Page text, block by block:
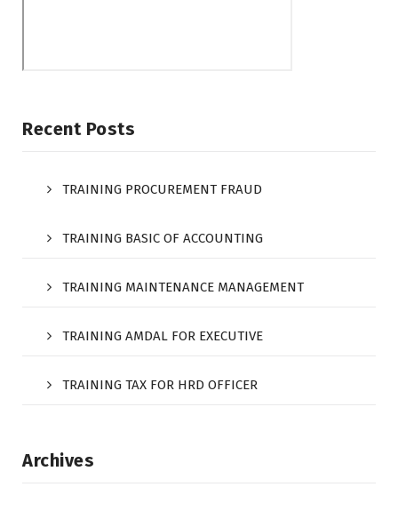
Recent Posts
TRAINING PROCUREMENT FRAUD
TRAINING BASIC OF ACCOUNTING
TRAINING MAINTENANCE MANAGEMENT
TRAINING AMDAL FOR EXECUTIVE
TRAINING TAX FOR HRD OFFICER
Archives